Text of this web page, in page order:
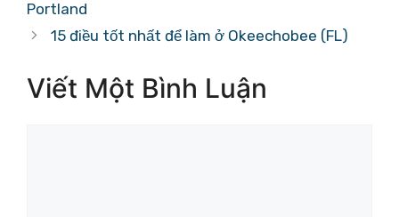
Portland
15 điều tốt nhất để làm ở Okeechobee (FL)
Viết Một Bình Luận